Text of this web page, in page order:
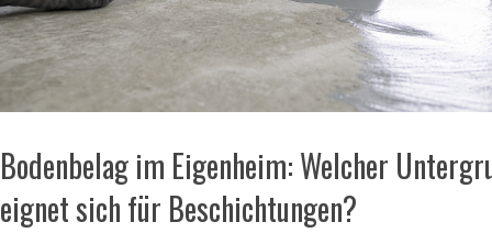
Bodenbelag im Eigenheim: Welcher
eignet sich für Beschichtungen?